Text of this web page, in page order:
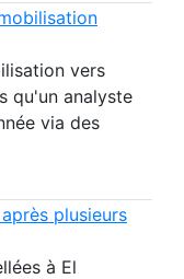
vers
qu'un analyste
via des
plusieurs
à El